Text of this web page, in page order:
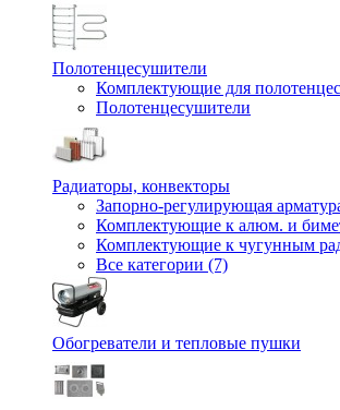
Полотенцесушители
Комплектующие для
Полотенцесушители
Радиаторы, конвекторы
Запорно-регулирующая
Комплектующие к алюм. и
Комплектующие к чугунным
Все категории (7)
Обогреватели и тепловые пушки